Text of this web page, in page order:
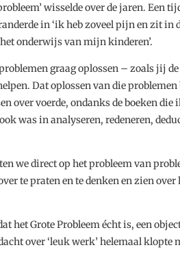
wisselde over de jaren. Een
in ‘ik heb zoveel pijn en zit in
onderwijs van mijn kinderen’.
graag oplossen – zoals jij
Dat oplossen van die
over voerde, ondanks de boeken
was in analyseren, redeneren,
we direct op het probleem van
te praten en te denken en zien
het Grote Probleem écht is, een
over ‘leuk werk’ helemaal klopte